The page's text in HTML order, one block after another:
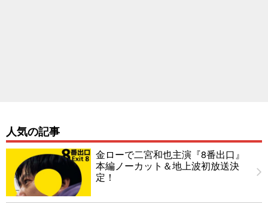
人気の記事
金ローで二宮和也主演『8番出口』
本編ノーカット＆地上波初放送決
定！